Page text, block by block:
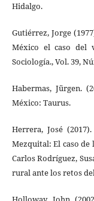
Hidalgo.
Gutiérrez, Jorge
México el caso del
Sociología., Vol. 39,
Habermas, Jürgen.
México: Taurus.
Herrera, José
Mezquital: El caso de
Carlos Rodríguez,
rural ante los retos